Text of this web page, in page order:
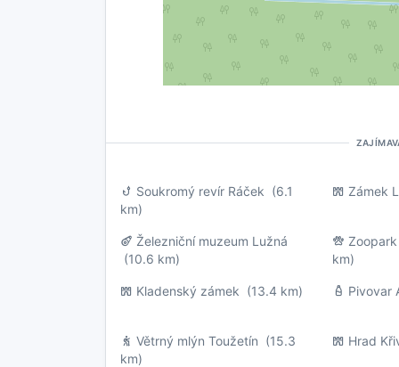
Soukromý revír Ráček (6.1
km)
Zámek
Železniční muzeum Lužná
(10.6 km)
km)
Kladenský zámek (13.4 km) Pivovar
Větrný mlýn Toužetín (15.3
km)
Hrad